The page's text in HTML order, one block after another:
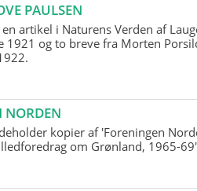
PAULSEN
artikel i Naturens Verden af
1921 og to breve fra Morten
NORDEN
kopier af 'Foreningen
om Grønland, 1965-